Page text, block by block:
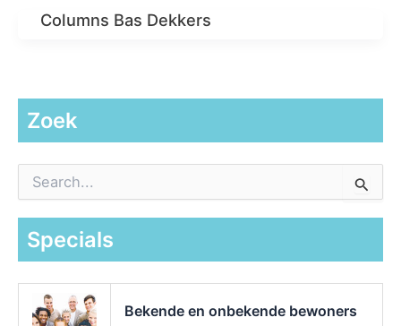
Columns Bas Dekkers
Zoek
a
Specials
Bekende en onbekende bewoners